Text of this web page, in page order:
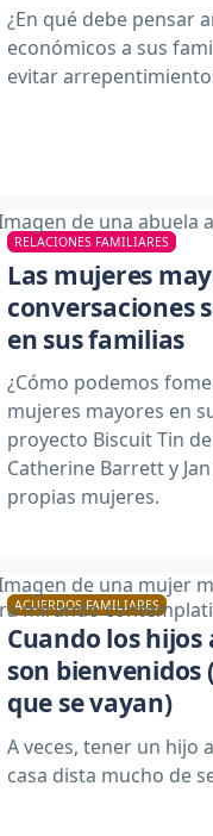
¿En qué debe pensar
económicos a sus
evitar
RELACIONES FAMILIARES
Las mujeres
conversaciones
en sus familias
¿Cómo podemos
mujeres mayores en
proyecto Biscuit Tin
Catherine Barrett y
propias mujeres.
ACUERDOS FAMILIARES
Cuando los
son bienvenidos
que se vayan)
A veces, tener un hijo
casa dista mucho de